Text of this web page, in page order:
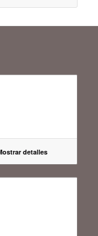
detalles